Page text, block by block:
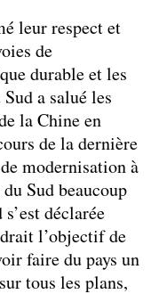
leur respect et
de
durable et les
a salué les
la Chine en
de la dernière
modernisation à
Sud beaucoup
déclarée
l’objectif de
faire du pays un
tous les plans,